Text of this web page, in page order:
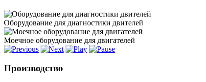
Оборудование для диагностики двителей
Моечное оборудование для двигателей
Производство